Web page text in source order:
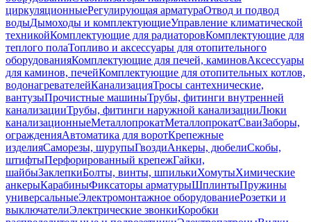
циркуляционныеРегулирующая арматураОтвод и подвод
водыДымоходы и комплектующиеУправление климатической
техникойКомплектующие для радиаторовКомплектующие для
теплого полаТопливо и аксессуары для отопительного
оборудованияКомплектующие для печей, каминовАксессуары
для каминов, печейКомплектующие для отопительных котлов,
водонагревателейКанализацияТросы сантехнические,
вантузыПрочистные машиныТрубы, фитинги внутренней
канализацииТрубы, фитинги наружной канализацииЛюки
канализационныеМеталлопрокатМеталлопрокатСваиЗаборы,
огражденияАвтоматика для воротКрепежные
изделияСаморезы, шурупыГвоздиАнкеры, дюбелиСкобы,
штифтыПерфорированный крепежГайки,
шайбыЗаклепкиБолты, винты, шпилькиХомутыХимические
анкерыКарабиныФиксаторы арматурыШплинтыПружины
универсальныеЭлектромонтажное оборудованиеРозетки и
выключателиЭлектрические звонкиКоробки